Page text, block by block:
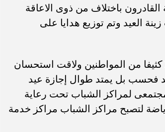
باختلاف من ذوى الاعاقة
العيد وتم توزيع هدايا على
كثيفا من المواطنين ولاقت استحسان
فحسب بل يمتد طوال إجازة عيد
لمراكز الشباب تحت رعاية
لتصبح مراكز الشباب مراكز خدمة